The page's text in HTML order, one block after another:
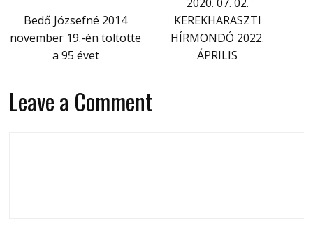
Bedő Józsefné 2014
november 19.-én töltötte
a 95 évet
KEREKHARASZTI
HÍRMONDÓ 2022.
ÁPRILIS
Leave a Comment